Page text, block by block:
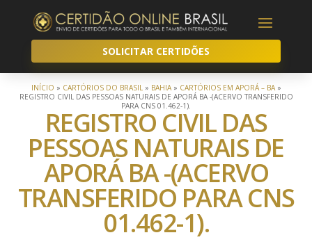
SOLICITAR CERTIDÕES
INÍCIO » CARTÓRIOS DO BRASIL» BAHIA» CARTÓRIOS EM APORÁ – BA»
REGISTRO CIVIL DAS PESSOAS NATURAIS DE APORÁ BA -(ACERVO TRANSFERIDO
PARA CNS 01.462-1).
REGISTRO CIVIL DAS
PESSOAS NATURAIS DE
APORÁ BA -(ACERVO
TRANSFERIDO PARA CNS
01.462-1).